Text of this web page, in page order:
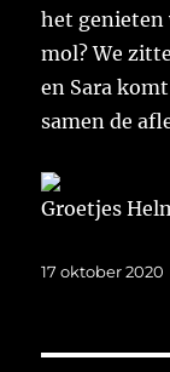
het genieten
mol? We
en Sara
samen de
Groetjes
Geplaatst
17 oktober 2020